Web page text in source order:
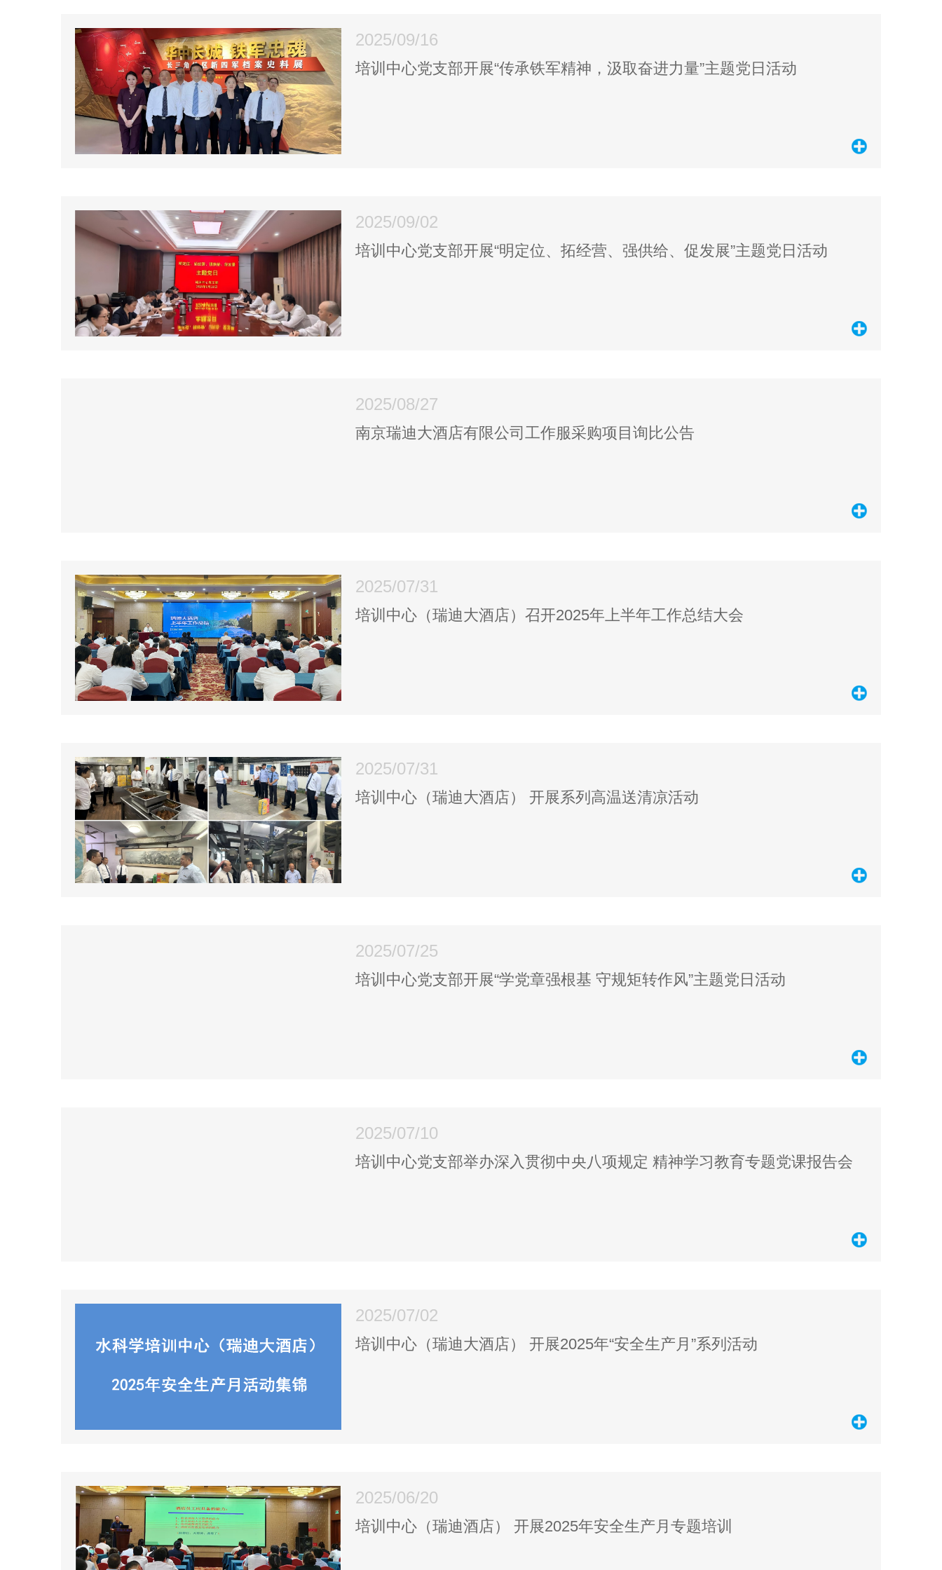
2025/09/16
培训中心党支部开展“传承铁军精神，汲取奋进力量”主题党日活动
2025/09/02
培训中心党支部开展“明定位、拓经营、强供给、促发展”主题党日活动
2025/08/27
南京瑞迪大酒店有限公司工作服采购项目询比公告
2025/07/31
培训中心（瑞迪大酒店）召开2025年上半年工作总结大会
2025/07/31
培训中心（瑞迪大酒店） 开展系列高温送清凉活动
2025/07/25
培训中心党支部开展“学党章强根基 守规矩转作风”主题党日活动
2025/07/10
培训中心党支部举办深入贯彻中央八项规定 精神学习教育专题党课报告会
2025/07/02
培训中心（瑞迪大酒店） 开展2025年“安全生产月”系列活动
2025/06/20
培训中心（瑞迪酒店） 开展2025年安全生产月专题培训